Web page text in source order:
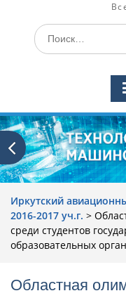
Искать:
Иркутский
2016-2017 уч.г. >
среди студентов
образовательных
Областная